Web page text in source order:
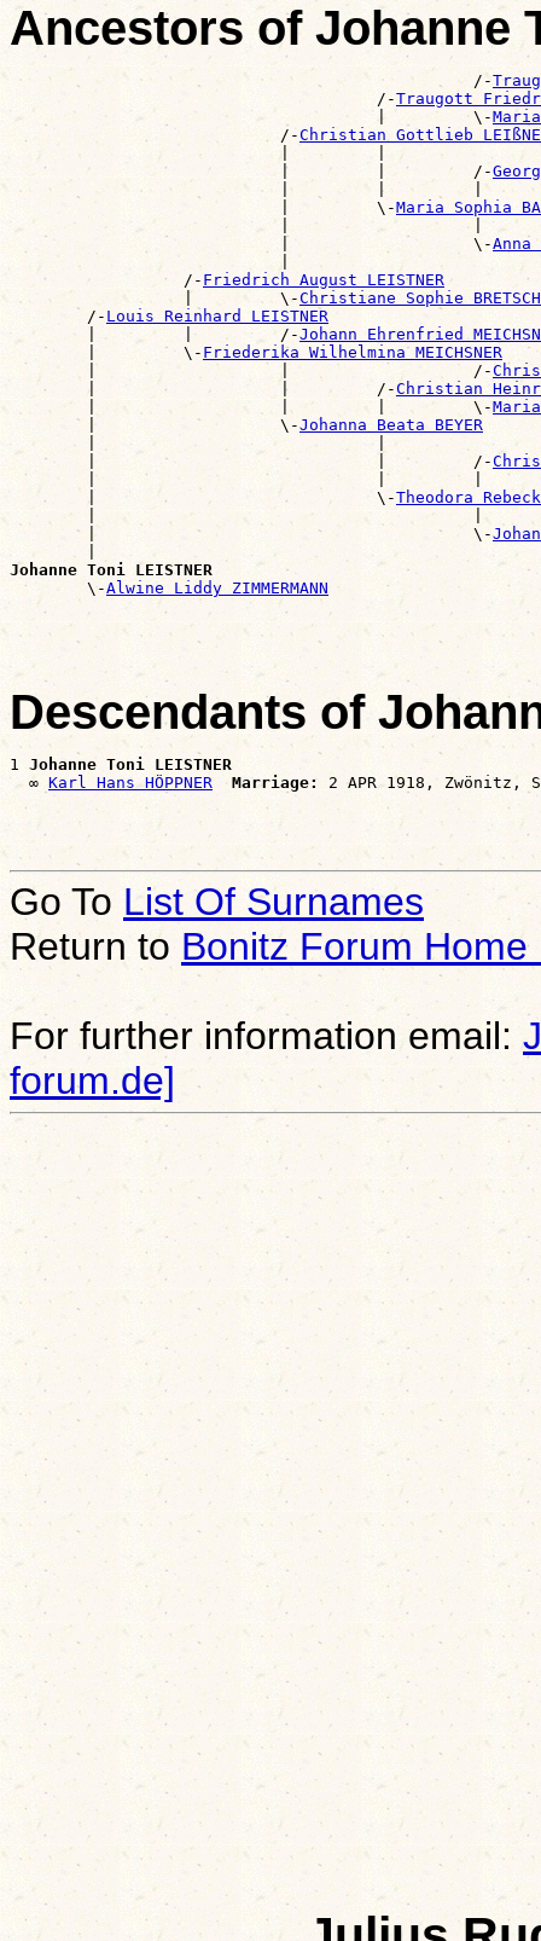
Ancestors of Johanne
                                                /-
                                      /-
Traugott
                                      |         \-
Maria
                            /-
Christian Gottlieb
|         |
                            |         |         /-
|         |         |
                            |         \-
Maria Sophia
|                   |
                            |                   \-
Anna
|
                  /-
Friedrich August LEISTNER
                  |         \-
Christiane Sophie
        /-
Louis Reinhard LEISTNER
        |         |         /-
Johann Ehrenfried
        |         \-
Friederika Wilhelmina MEICHSNER
        |                   |                   /-
        |                   |         /-
Christian
        |                   |         |         \-
Maria
        |                   \-
Johanna Beata BEYER
|                             |
        |                             |         /-
|                             |         |
        |                             \-
Theodora
|                                       |
        |                                       \-
|
Johanne Toni LEISTNER
\-Alwine Liddy ZIMMERMANN
Descendants of
1 Johanne Toni LEISTNER
  ∞
Karl Hans HÖPPNER Marriage:
Go To List Of Surnames
Return to Bonitz Forum Home
For further information email:
forum.de]